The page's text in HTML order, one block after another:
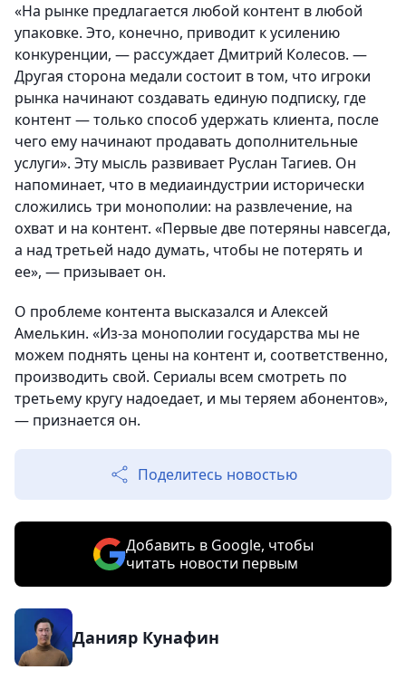
«На рынке предлагается любой контент в любой
упаковке. Это, конечно, приводит к усилению
конкуренции, — рассуждает Дмитрий Колесов. —
Другая сторона медали состоит в том, что игроки
рынка начинают создавать единую подписку, где
контент — только способ удержать клиента, после
чего ему начинают продавать дополнительные
услуги». Эту мысль развивает Руслан Тагиев. Он
напоминает, что в медиаиндустрии исторически
сложились три монополии: на развлечение, на
охват и на контент. «Первые две потеряны навсегда,
а над третьей надо думать, чтобы не потерять и
ее», — призывает он.
О проблеме контента высказался и Алексей
Амелькин. «Из-за монополии государства мы не
можем поднять цены на контент и, соответственно,
производить свой. Сериалы всем смотреть по
третьему кругу надоедает, и мы теряем абонентов»,
— признается он.
Поделитесь новостью
Добавить в Google, чтобы
читать новости первым
Данияр Кунафин